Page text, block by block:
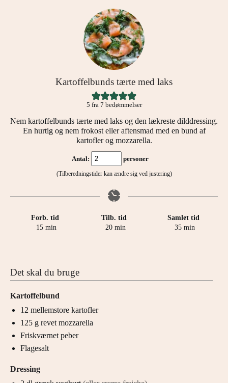
Kartoffelbunds tærte med laks
5 fra 7 bedømmelser
Nem kartoffelbunds tærte med laks og den lækreste dilddressing.
En hurtig og nem frokost eller aftensmad med en bund af
kartofler og mozzarella.
Antal: personer
(Tilberedningstider kan ændre sig ved justering)
Forb. tid
15minutter
min
Tilb. tid
20minutter
min
Samlet tid
35minutter
min
Det skal du bruge
Kartoffelbund
12 mellemstore kartofler
125 g revet mozzarella
Friskværnet peber
Flagesalt
Dressing